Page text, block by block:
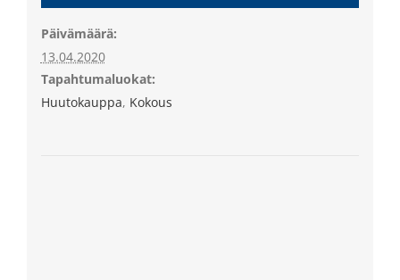
Päivämäärä:
13.04.2020
Tapahtumaluokat:
Huutokauppa, Kokous